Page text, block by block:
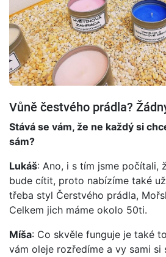
Vůně čestvého prádla?
Stává se vám, že ne každý si
sám?
Lukáš: Ano, i s tím jsme počítali,
bude cítit, proto nabízíme také
třeba styl Čerstvého prádla,
Celkem jich máme okolo 50ti.
Míša: Co skvěle funguje je také
vám oleje rozředíme a vy sami si